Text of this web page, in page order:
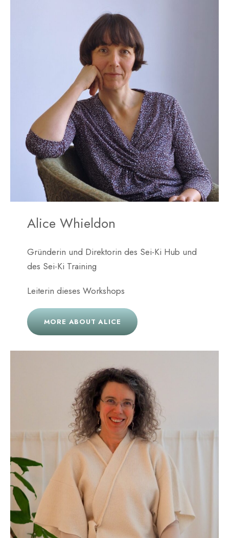
Alice Whieldon
Gründerin und Direktorin des Sei-Ki Hub und
des Sei-Ki Training
Leiterin dieses Workshops
MORE ABOUT ALICE